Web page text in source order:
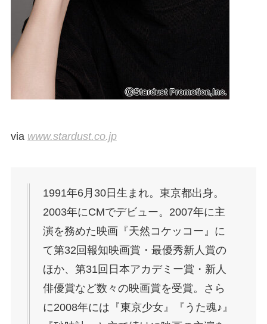
via www.stardust.co.jp
1991年6月30日生まれ。東京都出身。
2003年にCMでデビュー。2007年に主
演を務めた映画『天然コケッコー』に
て第32回報知映画賞・最優秀新人賞の
ほか、第31回日本アカデミー賞・新人
俳優賞など数々の映画賞を受賞。さら
に2008年には『東京少女』『うた魂♪』